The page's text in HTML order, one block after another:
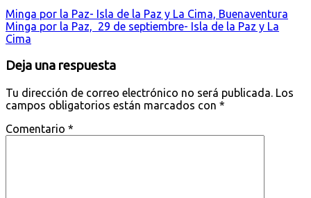
Minga por la Paz- Isla de la Paz y La Cima, Buenaventura
Minga por la Paz, 29 de septiembre- Isla de la Paz y La
Cima
Deja una respuesta
Tu dirección de correo electrónico no será publicada. Los
campos obligatorios están marcados con *
Comentario *